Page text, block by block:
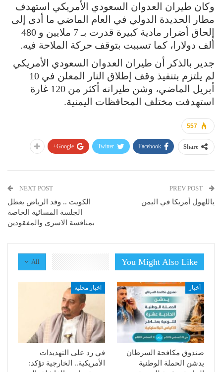
وكان طيران العدوان السعودي الأمريكي استهدف
مطار الحديدة الدولي في العام الماضي ما أدى إلى
إلحاق أضرار مادية كبيرة قدرت بـ 7 ملايين و 480
ألف دولارا، كما تسببت بتوقف حركة الملاحة فيه.
جدير بالذكر أن طيران العدوان السعودي الأمريكي
لم يلتزم بتنفيذ وقف إطلاق النار المعلن في 10
أبريل الماضي، وشن طيرانه أكثر من 120 غارة
استهدفت مختلف المحافظات اليمنية.
557
Share
Facebook
Twitter
Google+
ياللهول أمريكا في اليمن
NEXT POST
الكويت .. وفد الرياض يعطل
الجلسة المسائية الخاصة
بمناقسة الاسرى والمفقودين
All You Might Also Like
أخبار
صندوق مكافحة السرطان
يدشن الحملة الوطنية
اخبار محلية
في رد على التهديدات
الأمريكية.. الخارجية تؤكد: